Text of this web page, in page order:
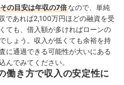
の目安は年収の7倍なので、単純
であれば2,100万円ほどの融資を受
ても、借入額が多ければローンの
しょう。収入が低くても余裕を持
に通過できる可能性が大いにある
んでみてください。
働き方で収入の安定性に